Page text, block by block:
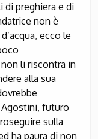
di preghiera e di
non è
ecco le
li riscontra in
alla sua
futuro
sulla
ha paura di non